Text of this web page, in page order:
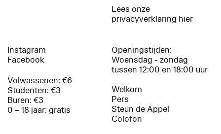
Lees onze
privacyverklaring hier
Instagram
Facebook
Volwassenen: €6
Studenten: €3
Buren: €3
0 – 18 jaar: gratis
Openingstijden:
Woensdag - zondag
tussen 12:00 en 18:00 uur
Welkom
Pers
Steun de Appel
Colofon